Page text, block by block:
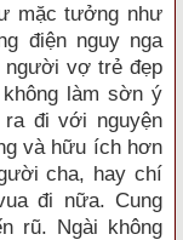
mặc tưởng như
điện nguy nga
người vợ trẻ đẹp
làm sờn ý
đi với nguyện
và hữu ích hơn
cha, hay chí
đi nữa. Cung
rũ. Ngài không